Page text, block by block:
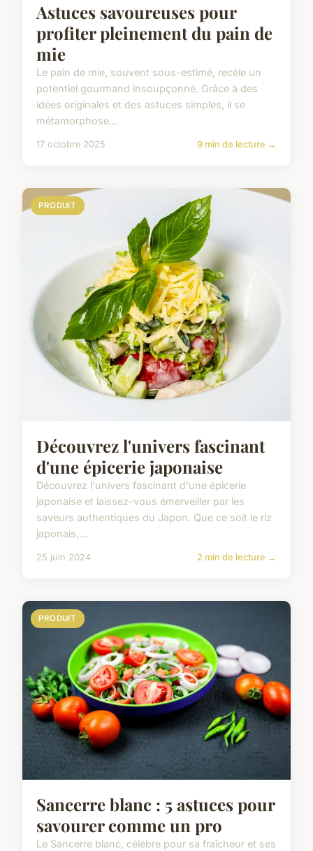
Astuces savoureuses pour
profiter pleinement du pain de
mie
Le pain de mie, souvent sous-estimé, recèle un
potentiel gourmand insoupçonné. Grâce à des
idées originales et des astuces simples, il se
métamorphose...
17 octobre 2025 9 min de lecture →
PRODUIT
Découvrez l'univers fascinant
d'une épicerie japonaise
Découvrez l'univers fascinant d'une épicerie
japonaise et laissez-vous émerveiller par les
saveurs authentiques du Japon. Que ce soit le riz
japonais,...
25 juin 2024 2 min de lecture →
PRODUIT
Sancerre blanc : 5 astuces pour
savourer comme un pro
Le Sancerre blanc, célèbre pour sa fraîcheur et ses